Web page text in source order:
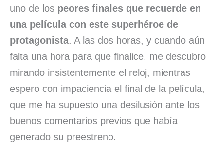
uno de los peores finales que recuerde en
una película con este superhéroe de
protagonista. A las dos horas, y cuando aún
falta una hora para que finalice, me descubro
mirando insistentemente el reloj, mientras
espero con impaciencia el final de la película,
que me ha supuesto una desilusión ante los
buenos comentarios previos que había
generado su preestreno.